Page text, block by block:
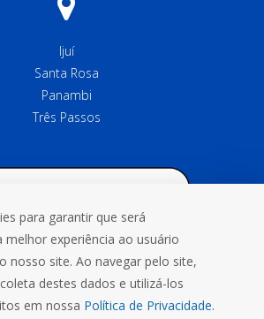
Ijuí
Santa Rosa
Panambi
Três Passos
para garantir que será
melhor experiência ao usuário
nosso site. Ao navegar pelo site,
destes dados e utilizá-los
em nossa Política de Privacidade.